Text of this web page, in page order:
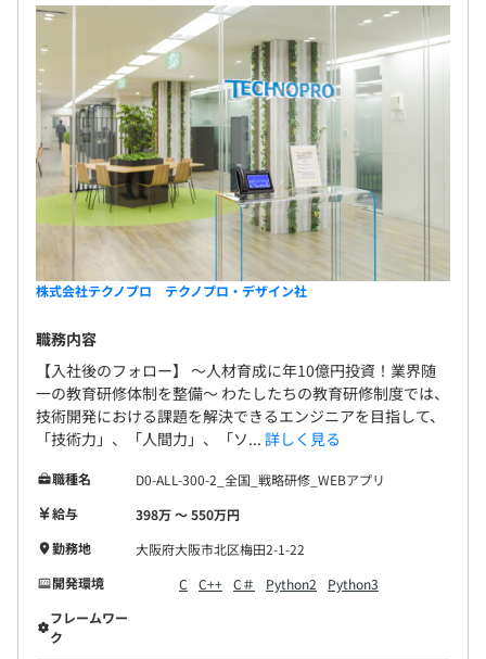
株式会社テクノプロ テクノプロ・デザイン社
職務内容
【入社後のフォロー】 〜人材育成に年10億円投資！業界随
一の教育研修体制を整備〜 わたしたちの教育研修制度では、
技術開発における課題を解決できるエンジニアを目指して、
「技術力」、「人間力」、「ソ... 詳しく見る
職種名
D0-ALL-300-2_全国_戦略研修_WEBアプリ
給与
398万 〜 550万円
勤務地
大阪府大阪市北区梅田2-1-22
開発環境
C C++ C＃ Python2
Python3
フレームワー
ク